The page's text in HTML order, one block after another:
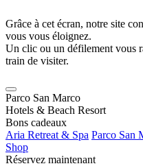
Grâce à cet écran, notre site
vous vous éloignez.
Un clic ou un défilement vous
train de visiter.
Parco San Marco
Hotels & Beach Resort
Bons cadeaux
Aria Retreat & Spa Parco San
Shop
Réservez maintenant